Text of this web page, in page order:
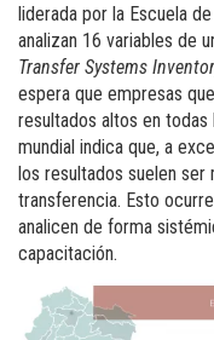
liderada por la Escuela
analizan 16 variables de
Transfer Systems
espera que empresas
resultados altos en todas
mundial indica que, a
los resultados suelen
transferencia. Esto
analicen de forma
capacitación.